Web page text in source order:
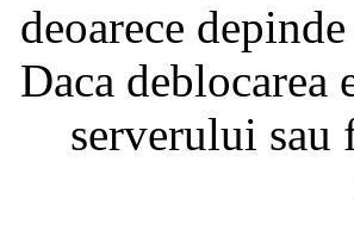
deoarece
Daca deblocarea
serverului sau